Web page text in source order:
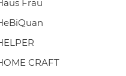
Frau
CRAFT